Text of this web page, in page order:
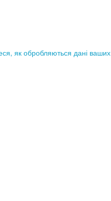
як обробляються дані ваших